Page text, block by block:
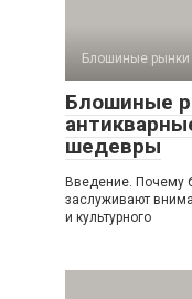
Блошиные рынки
Блошиные
шедевры
Введение. Почему
заслуживают
и культурного